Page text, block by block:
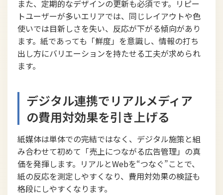
また、定期的なデザインの更新も必須です。リピー
トユーザーが多いエリアでは、同じレイアウトや色
使いでは目新しさを失い、反応が下がる傾向があり
ます。紙であっても「鮮度」を意識し、情報の打ち
出し方にバリエーションを持たせる工夫が求められ
ます。
デジタル連携でリアルメディア
の費用対効果を引き上げる
紙媒体は単体での完結ではなく、デジタル施策と組
み合わせて初めて「売上につながる広告管理」の真
価を発揮します。リアルとWebを“つなぐ”ことで、
紙の反応を測定しやすくなり、費用対効果の検証も
格段にしやすくなります。